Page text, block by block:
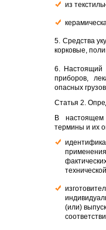
из
5. Средства
корковые,
6. Настоящий
приборов,
опасных
Статья 2.
В настоящем
термины и их
применения
(или)